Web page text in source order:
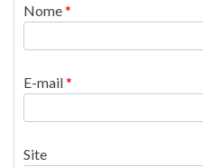
Nome*
E-mail*
Site